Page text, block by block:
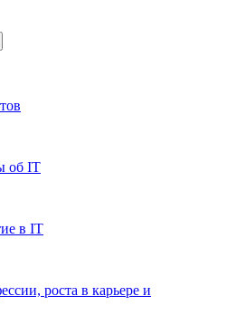
об IT
в IT
роста в карьере и